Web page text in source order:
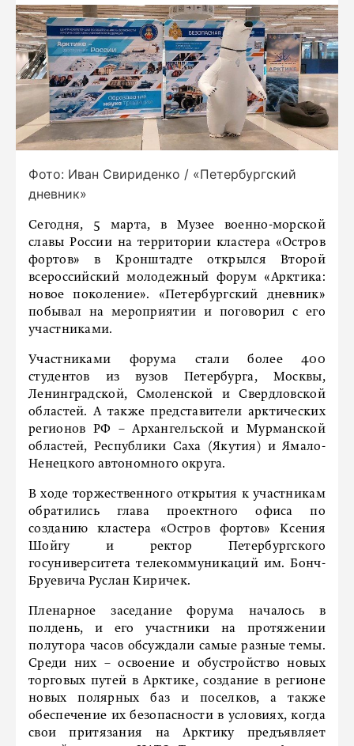
Фото: Иван Свириденко / «Петербургский
дневник»
Сегодня, 5 марта, в Музее военно-морской
славы России на территории кластера «Остров
фортов» в Кронштадте открылся Второй
всероссийский молодежный форум «Арктика:
новое поколение». «Петербургский дневник»
побывал на мероприятии и поговорил с его
участниками.
Участниками форума стали более 400
студентов из вузов Петербурга, Москвы,
Ленинградской, Смоленской и Свердловской
областей. А также представители арктических
регионов РФ – Архангельской и Мурманской
областей, Республики Саха (Якутия) и Ямало-
Ненецкого автономного округа.
В ходе торжественного открытия к участникам
обратились глава проектного офиса по
созданию кластера «Остров фортов» Ксения
Шойгу и ректор Петербургского
госуниверситета телекоммуникаций им. Бонч-
Бруевича Руслан Киричек.
Пленарное заседание форума началось в
полдень, и его участники на протяжении
полутора часов обсуждали самые разные темы.
Среди них – освоение и обустройство новых
торговых путей в Арктике, создание в регионе
новых полярных баз и поселков, а также
обеспечение их безопасности в условиях, когда
свои притязания на Арктику предъявляет